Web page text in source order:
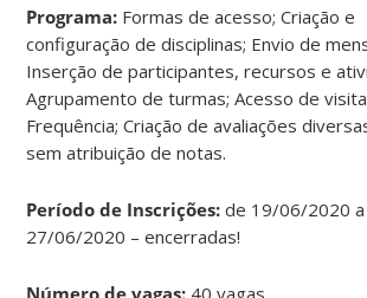
Programa: Formas de acesso; Criação e
configuração de disciplinas; Envio de
Inserção de participantes, recursos e
Agrupamento de turmas; Acesso de
Frequência; Criação de avaliações
sem atribuição de notas.
Período de Inscrições: de 19/06/2020 a
27/06/2020 – encerradas!
Número de vagas: 40 vagas